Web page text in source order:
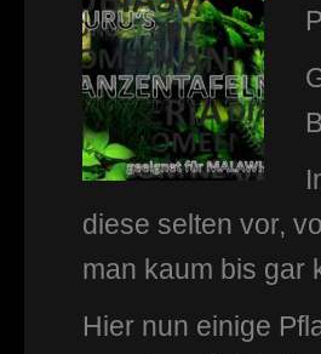
diese selten vor,
man kaum bis gar
Hier nun einige